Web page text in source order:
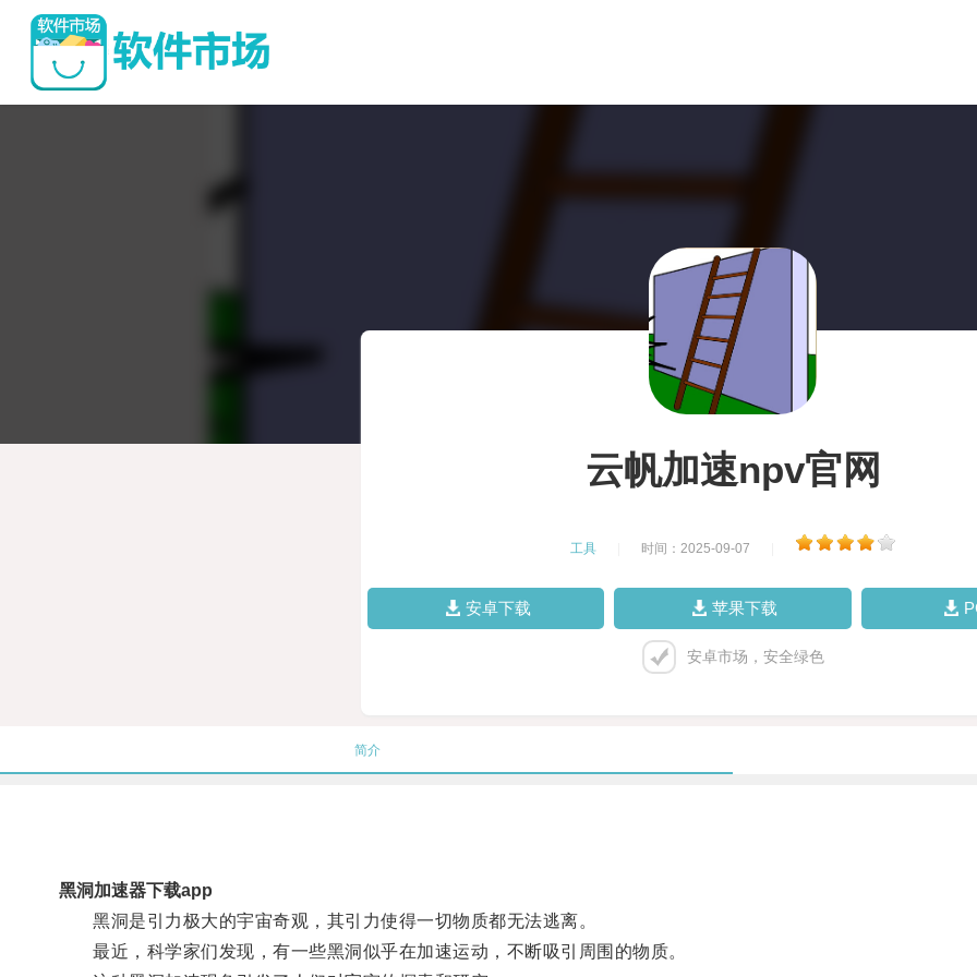
云帆加速npv官网
工具 时间：2025-09-07
安卓下载 苹果下载
安卓市场，安全绿色
简介
黑洞加速器下载app
黑洞是引力极大的宇宙奇观，其引力使得一切物质都无法逃离。
最近，科学家们发现，有一些黑洞似乎在加速运动，不断吸引周围的物质。